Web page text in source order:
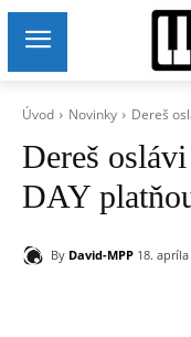
Úvod Novinky Dereš
Dereš
DAY
By David-MPP 18.